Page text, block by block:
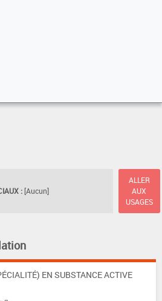
: [Aucun]
ALLER
AUX
USAGES
EN SUBSTANCE ACTIVE